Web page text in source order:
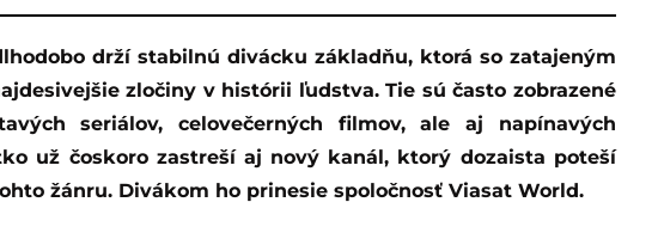
zločiny v histórii ľudstva. Tie sú často zobrazené
seriálov, celovečerných filmov, ale aj napínavých
už čoskoro zastreší aj nový kanál, ktorý dozaista poteší
žánru. Divákom ho prinesie spoločnosť Viasat World.